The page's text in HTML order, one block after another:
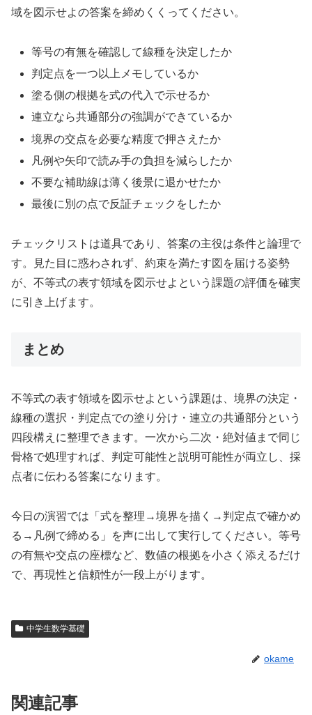
域を図示せよの答案を締めくくってください。
等号の有無を確認して線種を決定したか
判定点を一つ以上メモしているか
塗る側の根拠を式の代入で示せるか
連立なら共通部分の強調ができているか
境界の交点を必要な精度で押さえたか
凡例や矢印で読み手の負担を減らしたか
不要な補助線は薄く後景に退かせたか
最後に別の点で反証チェックをしたか
チェックリストは道具であり、答案の主役は条件と論理で
す。見た目に惑わされず、約束を満たす図を届ける姿勢
が、不等式の表す領域を図示せよという課題の評価を確実
に引き上げます。
まとめ
不等式の表す領域を図示せよという課題は、境界の決定・
線種の選択・判定点での塗り分け・連立の共通部分という
四段構えに整理できます。一次から二次・絶対値まで同じ
骨格で処理すれば、判定可能性と説明可能性が両立し、採
点者に伝わる答案になります。
今日の演習では「式を整理→境界を描く→判定点で確かめ
る→凡例で締める」を声に出して実行してください。等号
の有無や交点の座標など、数値の根拠を小さく添えるだけ
で、再現性と信頼性が一段上がります。
中学生数学基礎
okame
関連記事